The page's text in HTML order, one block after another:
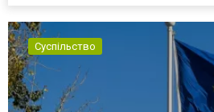
Суспільство